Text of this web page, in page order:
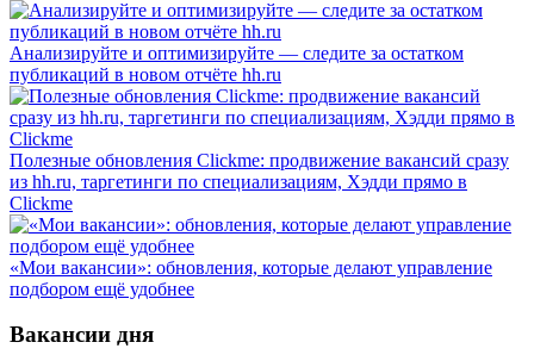
Анализируйте и оптимизируйте — следите за остатком
публикаций в новом отчёте hh.ru
Полезные обновления Clickme: продвижение вакансий сразу
из hh.ru, таргетинги по специализациям, Хэдди прямо в
Clickme
«Мои вакансии»: обновления, которые делают управление
подбором ещё удобнее
Вакансии дня